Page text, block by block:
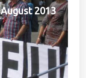
2013